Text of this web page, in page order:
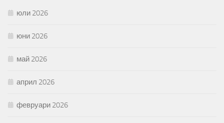
юли 2026
юни 2026
май 2026
април 2026
февруари 2026